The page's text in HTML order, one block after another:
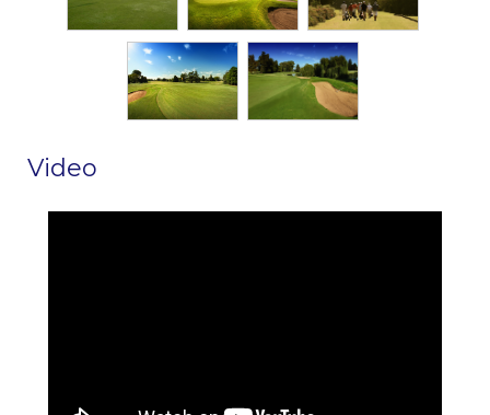
Video